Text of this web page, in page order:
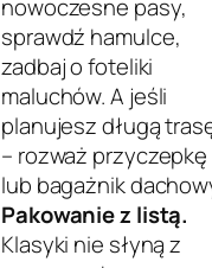
nowoczesne pasy,
sprawdź hamulce,
zadbaj o foteliki
maluchów. A jeśli
planujesz długą
– rozważ przyczepkę
lub bagażnik
Pakowanie z listą.
Klasyki nie słyną z